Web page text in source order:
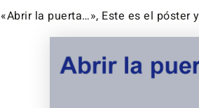
«Abrir la puerta…», Este es el póster